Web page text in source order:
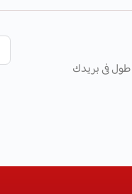
فى بريدك